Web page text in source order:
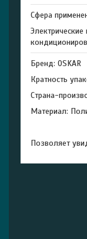
Сфера
Бренд: OSKAR
Кратность
Страна-
Материал:
Позволяет